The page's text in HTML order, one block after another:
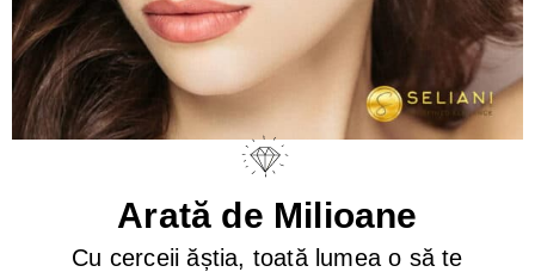
Arată de Milioane
Cu cerceii ăștia, toată lumea o să te